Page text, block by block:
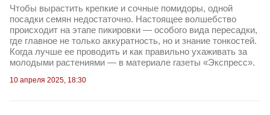
Чтобы вырастить крепкие и сочные помидоры, одной
посадки семян недостаточно. Настоящее волшебство
происходит на этапе пикировки — особого вида пересадки,
где главное не только аккуратность, но и знание тонкостей.
Когда лучше ее проводить и как правильно ухаживать за
молодыми растениями — в материале газеты «Экспресс».
10 апреля 2025, 18:30